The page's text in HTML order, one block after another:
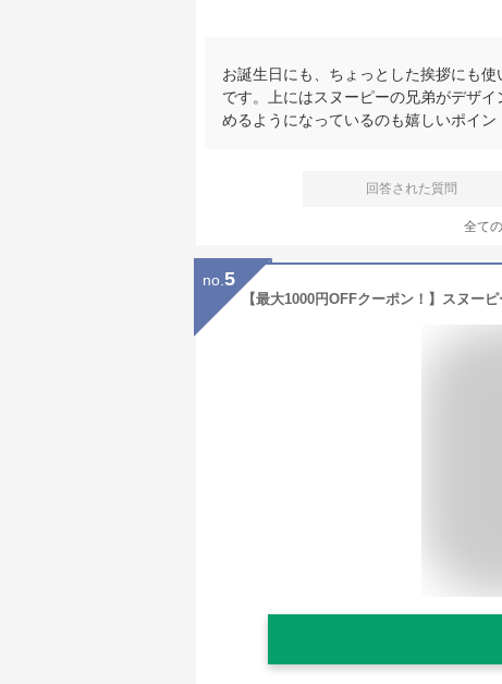
お誕生日にも、ちょっとした挨拶にも
です。上にはスヌーピーの兄弟がデザ
めるようになっているのも嬉しいポイン
回答された質問
全て
no. 5